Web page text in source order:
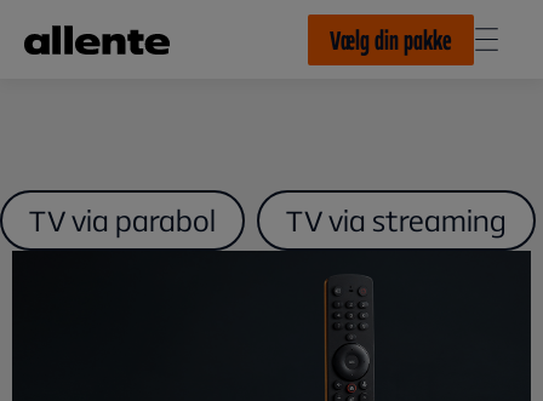
Vælg din pakke
TV via parabol TV via streaming